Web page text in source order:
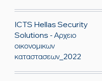
ICTS Hellas Security
Solutions - Αρχειο
οικονομικων
καταστασεων_2022